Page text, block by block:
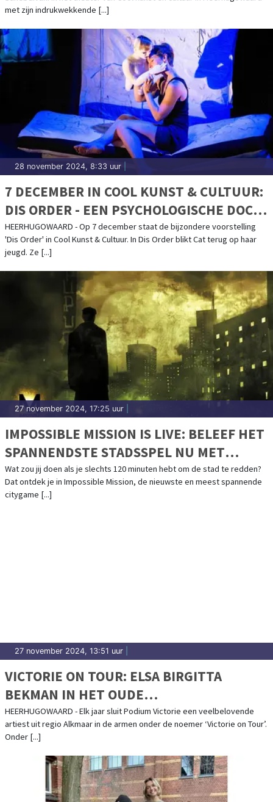
met zijn indrukwekkende [...]
28 november 2024, 8:33 uur
7 DECEMBER IN COOL KUNST & CULTUUR:
DIS ORDER - EEN PSYCHOLOGISCHE DOCU-
VOORSTELLING OVER EETSTOORNISSEN
HEERHUGOWAARD - Op 7 december staat de bijzondere voorstelling
'Dis Order' in Cool Kunst & Cultuur. In Dis Order blikt Cat terug op haar
jeugd. Ze [...]
27 november 2024, 17:25 uur
IMPOSSIBLE MISSION IS LIVE: BELEEF HET
SPANNENDSTE STADSSPEL NU MET
KORTING!
Wat zou jij doen als je slechts 120 minuten hebt om de stad te redden?
Dat ontdek je in Impossible Mission, de nieuwste en meest spannende
citygame [...]
27 november 2024, 13:51 uur
VICTORIE ON TOUR: ELSA BIRGITTA
BEKMAN IN HET OUDE
GEMAAL/POLDERMUSEUM
HEERHUGOWAARD - Elk jaar sluit Podium Victorie een veelbelovende
artiest uit regio Alkmaar in de armen onder de noemer ‘Victorie on Tour’.
Onder [...]